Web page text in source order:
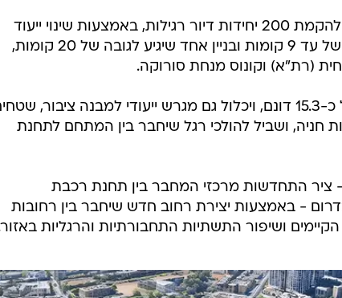
נציין כי תוכנית זו מבטלת תוכנית קיימת להקמת 200 יחידות דיור רגילות, באמצעות שינוי ייעוד
הקרקע ל"דיור מיוחד", עם בינוי מרקמי של עד 9 קומות ובניין אחד שיגיע לגובה של 20 קומות,
(רת"א) וקונוס מנחת סורוקה.
כמו כן, הפרויקט יוקם על שטח כולל של כ-15.3 דונם, ויכלול גם מגרש ייעודי למבנה ציבור,
תת-קרקעי עם 267 מקומות חניה, ושביל להולכי רגל שיחבר בין המתחם לתחנת
ציר התחדשות מרכזי המחבר בין תחנת רכבת
- באמצעות יצירת רחוב חדש שיחבר בין רחובות
ושיפור התשתיות התחבורתיות והרגליות